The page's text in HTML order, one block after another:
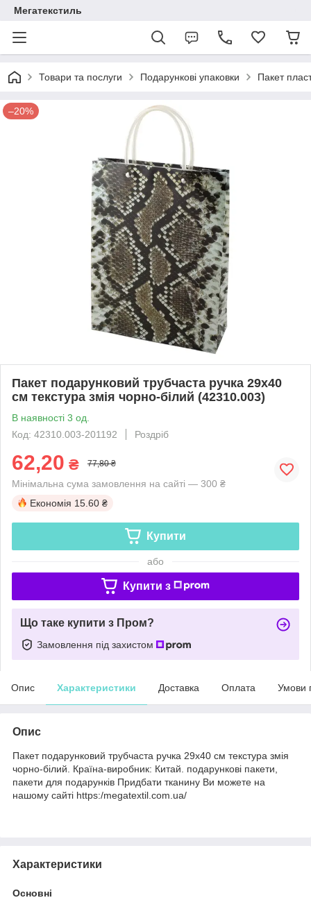
Мегатекстиль
Товари та послуги Подарункові упаковки Пакет
–20%
Пакет подарунковий трубчаста ручка 29х40
см текстура змія чорно-білий (42310.003)
В наявності 3 од.
Код: 42310.003-201192
Роздріб
62,20 ₴ 77,80 ₴
Мінімальна сума замовлення на сайті — 300 ₴
Економія 15.60 ₴
Купити
або
Купити з
Що таке купити з Пром?
Замовлення під захистом
Опис Характеристики Доставка Оплата Умови
Опис
Пакет подарунковий трубчаста ручка 29х40 см текстура змія
чорно-білий. Країна-виробник: Китай. подарункові пакети,
пакети для подарунків Придбати тканину Ви можете на
нашому сайті https:/megatextil.com.ua/
Характеристики
Основні